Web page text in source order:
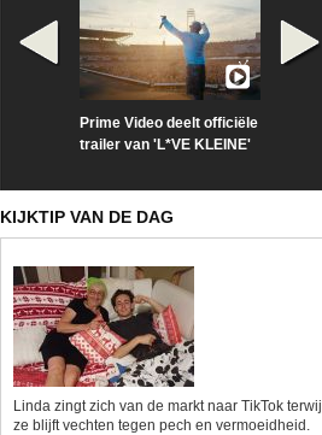
Prime Video deelt officiële
trailer van 'L*VE KLEINE'
KIJKTIP VAN DE DAG
Linda zingt zich van de markt naar TikTok terwijl
ze blijft vechten tegen pech en vermoeidheid.